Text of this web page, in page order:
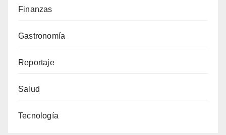
Finanzas
Gastronomía
Reportaje
Salud
Tecnología